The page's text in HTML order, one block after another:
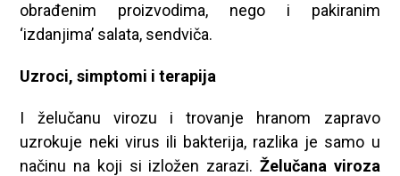
obrađenim proizvodima, nego i pakiranim
‘izdanjima’ salata, sendviča.
Uzroci, simptomi i terapija
I želučanu virozu i trovanje hranom zapravo
uzrokuje neki virus ili bakterija, razlika je samo u
načinu na koji si izložen zarazi. Želučana viroza